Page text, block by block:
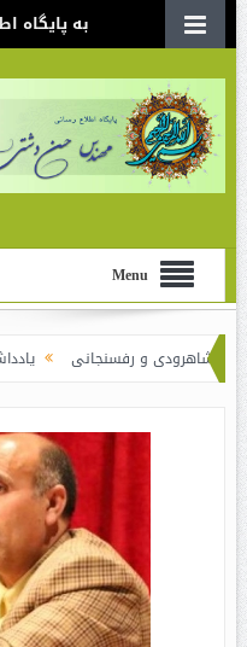
به
Menu
و رفسنجانی یادداشت دو معلم